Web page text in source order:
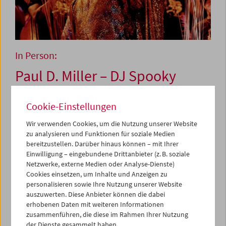
In Person:
Paul D. Miller – DJ Spooky
6. Mai 2026
Paul D. Miller, weithin bekannt als DJ Spooky, That
Subliminal Kid, ist vieles in einer schillernden Person:
Musiker, Komponist, Musikproduzent,
Multimediakünstler, Publizist, Buchautor,
Hochschullehrer. Sein weitgespannter und
weltumspannender Aktionsradius verhalf ihm ab Mitte
der 1990er Jahre zu immer größerer Popularität. Er
arbeitete dabei mit Größen wie Chuck D von Public
Enemy, Yoko Ono, Slayer, Arto Lindsay oder Sun Ra
Cookie-Einstellungen
Wir verwenden Cookies, um die Nutzung unserer Website
zu analysieren und Funktionen für soziale Medien
bereitzustellen. Darüber hinaus können – mit Ihrer
Einwilligung – eingebundene Drittanbieter (z. B. soziale
Netzwerke, externe Medien oder Analyse-Dienste)
Cookies einsetzen, um Inhalte und Anzeigen zu
personalisieren sowie Ihre Nutzung unserer Website
auszuwerten. Diese Anbieter können die dabei
erhobenen Daten mit weiteren Informationen
zusammenführen, die diese im Rahmen Ihrer Nutzung